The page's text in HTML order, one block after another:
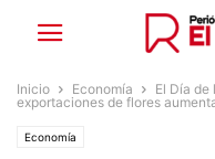
Inicio Economía
El Día
exportaciones de flores
Economía